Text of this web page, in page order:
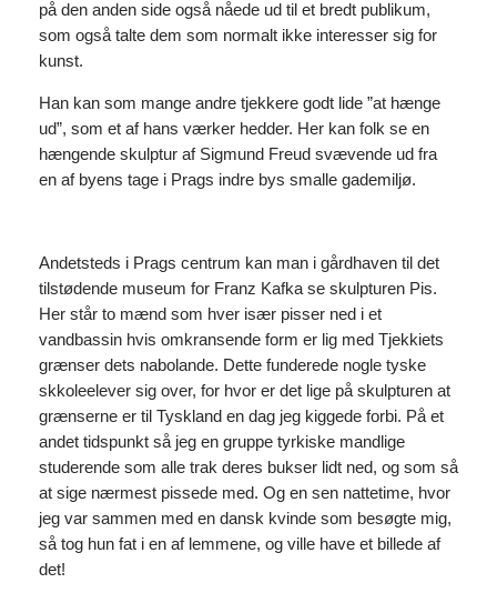
på den anden side også nåede ud til et bredt publikum,
som også talte dem som normalt ikke interesser sig for
kunst.
Han kan som mange andre tjekkere godt lide ”at hænge
ud”, som et af hans værker hedder. Her kan folk se en
hængende skulptur af Sigmund Freud svævende ud fra
en af byens tage i Prags indre bys smalle gademiljø.
Andetsteds i Prags centrum kan man i gårdhaven til det
tilstødende museum for Franz Kafka se skulpturen Pis.
Her står to mænd som hver især pisser ned i et
vandbassin hvis omkransende form er lig med Tjekkiets
grænser dets nabolande. Dette funderede nogle tyske
skkoleelever sig over, for hvor er det lige på skulpturen at
grænserne er til Tyskland en dag jeg kiggede forbi. På et
andet tidspunkt så jeg en gruppe tyrkiske mandlige
studerende som alle trak deres bukser lidt ned, og som så
at sige nærmest pissede med. Og en sen nattetime, hvor
jeg var sammen med en dansk kvinde som besøgte mig,
så tog hun fat i en af lemmene, og ville have et billede af
det!